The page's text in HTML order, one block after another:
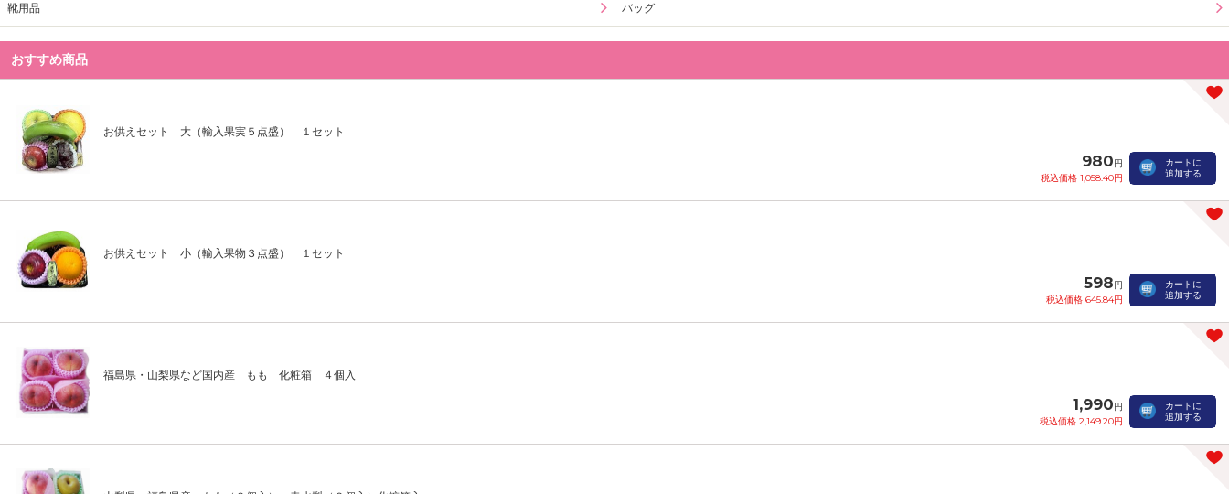
靴用品 バッグ
おすすめ商品
お供えセット 大（輸入果実５点盛） １セット
980円
税込価格 1,058.40円
カートに
追加する
お供えセット 小（輸入果物３点盛） １セット
598円
税込価格 645.84円
カートに
追加する
福島県・山梨県など国内産 もも 化粧箱 ４個入
1,990円
税込価格 2,149.20円
カートに
追加する